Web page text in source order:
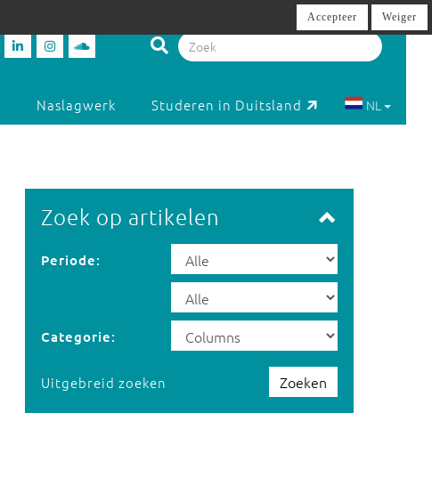
Naslagwerk Studeren in Duitsland NL
Zoek op artikelen
Periode:
Categorie:
Zoeken
Uitgebreid zoeken
Accepteer Weiger